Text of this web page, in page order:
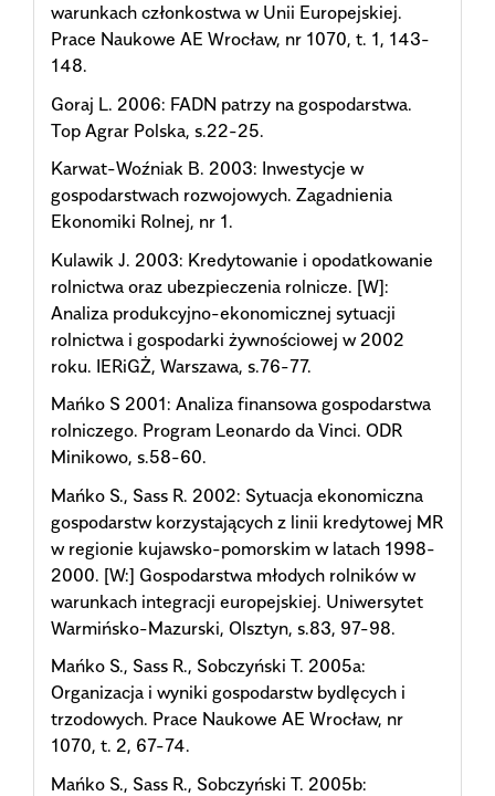
warunkach członkostwa w Unii Europejskiej.
Prace Naukowe AE Wrocław, nr 1070, t. 1, 143-
148.
Goraj L. 2006: FADN patrzy na gospodarstwa.
Top Agrar Polska, s.22-25.
Karwat-Woźniak B. 2003: Inwestycje w
gospodarstwach rozwojowych. Zagadnienia
Ekonomiki Rolnej, nr 1.
Kulawik J. 2003: Kredytowanie i opodatkowanie
rolnictwa oraz ubezpieczenia rolnicze. [W]:
Analiza produkcyjno-ekonomicznej sytuacji
rolnictwa i gospodarki żywnościowej w 2002
roku. IERiGŻ, Warszawa, s.76-77.
Mańko S 2001: Analiza finansowa gospodarstwa
rolniczego. Program Leonardo da Vinci. ODR
Minikowo, s.58-60.
Mańko S., Sass R. 2002: Sytuacja ekonomiczna
gospodarstw korzystających z linii kredytowej MR
w regionie kujawsko-pomorskim w latach 1998-
2000. [W:] Gospodarstwa młodych rolników w
warunkach integracji europejskiej. Uniwersytet
Warmińsko-Mazurski, Olsztyn, s.83, 97-98.
Mańko S., Sass R., Sobczyński T. 2005a:
Organizacja i wyniki gospodarstw bydlęcych i
trzodowych. Prace Naukowe AE Wrocław, nr
1070, t. 2, 67-74.
Mańko S., Sass R., Sobczyński T. 2005b: